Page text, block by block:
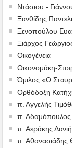
Ντάσιου -
Ξανθίδης
Ξενοπούλου
Ξιάρχος
Οικογένεια
Οικονομάκη-
Όμιλος «Ο
Ορθόδοξη
π. Αγγελής
π. Αδαμόπουλος
π. Αεράκης
π. Αθανασιάδης